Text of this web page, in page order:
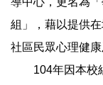
組」，藉以提供
社區民眾心理健
104年因本校組